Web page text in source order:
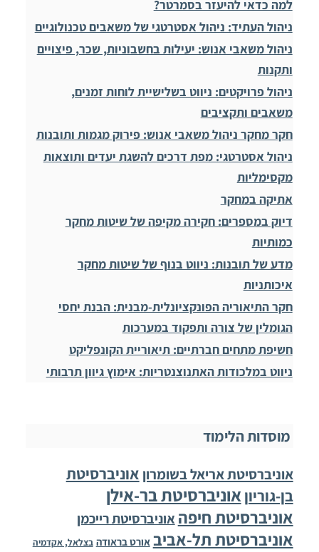
למה כדאי להיעזר בסמרטר?
ניהול העתיד: ניהול אסטרטגי של משאבים טכנולוגיים
ניהול משאבי אנוש: יעילות בחשבוניות, שכר, פיצויים
ותקנות
ניהול פרויקטים: ניווט בשלישיית לוחות זמנים,
משאבים ותקציבים
חקר מחקר ניהול משאבי אנוש: פירוק מגמות ותובנות
ניהול אסטרטגי: מפת דרכים להשגת יעדים ותוצאות
מקסימליות
אתיקה במחקר
דיוק במספרים: חקירה מקיפה של שיטות מחקר
כמותיות
מדע של תובנות: ניווט בנוף של שיטות מחקר
איכותניות
חקר התיאוריה הפונקציונלית-מבנית: הבנת יחסי
הגומלין של צורה ותפקוד במערכות
חשיפת מתחים חברתיים: תיאוריית הקונפליקט
ניווט במלכודות האתנוצנטריות: אימוץ גיוון תרבותי
מוסדות הלימוד
אוניברסיטת אריאל בשומרון אוניברסיטת
בן-גוריוןאוניברסיטת בר-אילן
אוניברסיטת חיפה אוניברסיטת רייכמן
אוניברסיטת תל-אביב אורט בראודה בצלאל, אקדמיה